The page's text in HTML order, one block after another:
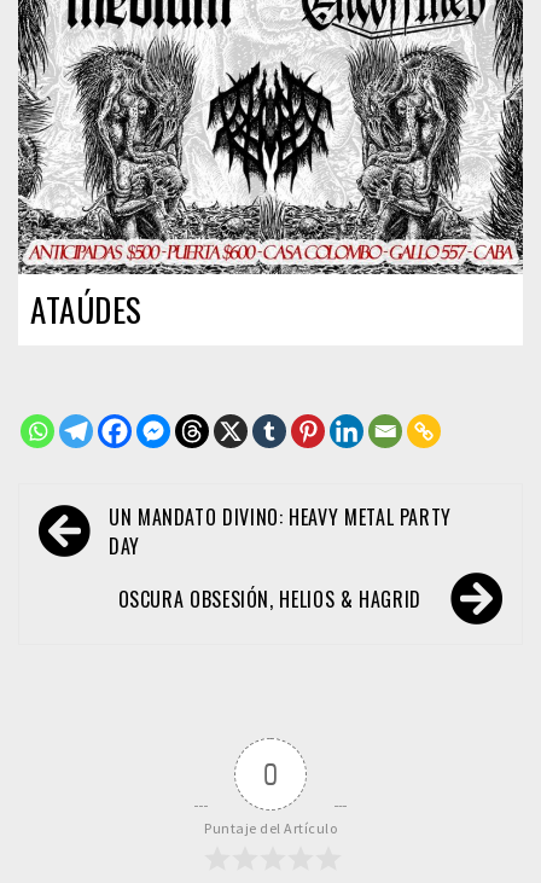
ATAÚDES
Navegación
de
entradas
UN MANDATO DIVINO: HEAVY METAL PARTY
DAY
OSCURA OBSESIÓN, HELIOS & HAGRID
0
Puntaje del Artículo